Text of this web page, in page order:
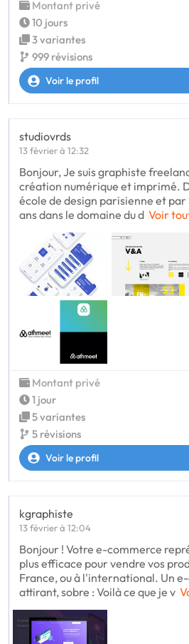
Montant privé
10 jours
3 variantes
999 révisions
Voir le profil
studiovrds
13 février à 12:32
Bonjour, Je suis graphiste
création numérique et imprimé.
école de design parisienne et par
ans dans le domaine du d Voir
Montant privé
1 jour
5 variantes
5 révisions
Voir le profil
kgraphiste
13 février à 12:04
Bonjour ! Votre e-commerce
plus efficace pour vendre vos
France, ou à l'international. Un
attirant, sobre : Voilà ce que je v